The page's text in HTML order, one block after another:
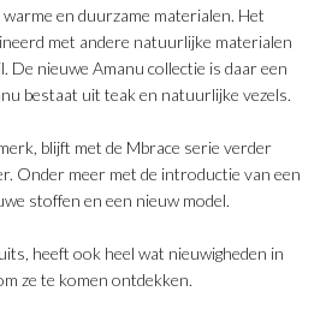
en duurzame materialen. Het
met andere natuurlijke materialen
De nieuwe Amanu collectie is daar een
bestaat uit teak en natuurlijke vezels.
blijft met de Mbrace serie verder
Onder meer met de introductie van een
stoffen en een nieuw model.
heeft ook heel wat nieuwigheden in
ze te komen ontdekken.